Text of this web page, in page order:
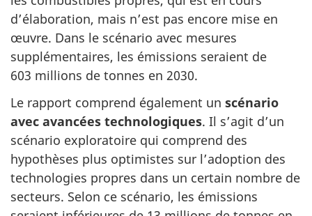
d’élaboration, mais n’est pas encore mise en
œuvre. Dans le scénario avec mesures
supplémentaires, les émissions seraient de
603 millions de tonnes en 2030.
Le rapport comprend également un scénario
avec avancées technologiques. Il s’agit d’un
scénario exploratoire qui comprend des
hypothèses plus optimistes sur l’adoption des
technologies propres dans un certain nombre de
secteurs. Selon ce scénario, les émissions